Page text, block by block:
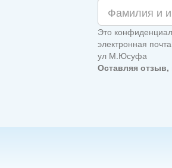
Это
электронная
ул М.Юсуфа
Оставляя